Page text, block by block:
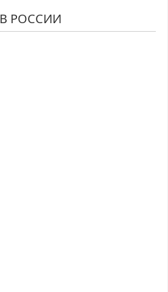
В РОССИИ